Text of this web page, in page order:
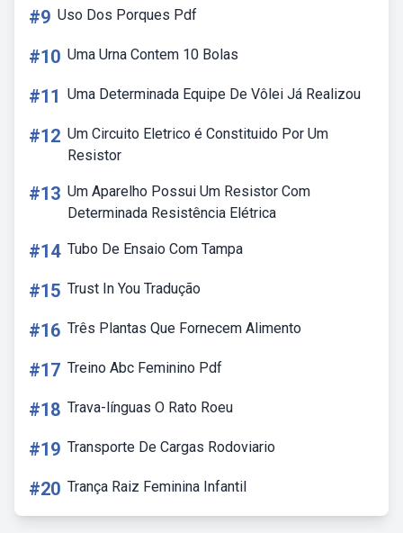
#9 Uso Dos Porques Pdf
#10 Uma Urna Contem 10 Bolas
#11 Uma Determinada Equipe De Vôlei Já Realizou
#12 Um Circuito Eletrico é Constituido Por Um
Resistor
#13 Um Aparelho Possui Um Resistor Com
Determinada Resistência Elétrica
#14 Tubo De Ensaio Com Tampa
#15 Trust In You Tradução
#16 Três Plantas Que Fornecem Alimento
#17 Treino Abc Feminino Pdf
#18 Trava-línguas O Rato Roeu
#19 Transporte De Cargas Rodoviario
#20 Trança Raiz Feminina Infantil